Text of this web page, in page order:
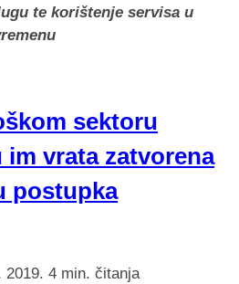
te korištenje servisa u
sektoru
im vrata zatvorena
postupka
2019. 4 min. čitanja